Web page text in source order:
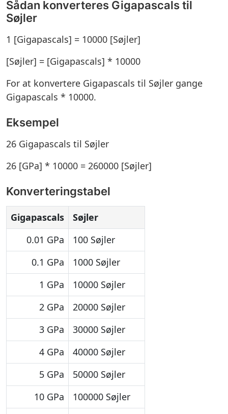
Sådan konverteres Gigapascals til
Søjler
1 [Gigapascals] = 10000 [Søjler]
[Søjler] = [Gigapascals] * 10000
For at konvertere Gigapascals til Søjler gange
Gigapascals * 10000.
Eksempel
26 Gigapascals til Søjler
26 [GPa] * 10000 = 260000 [Søjler]
Konverteringstabel
Gigapascals
Søjler
0.01 GPa
100 Søjler
0.1 GPa
1000 Søjler
1 GPa
10000 Søjler
2 GPa
20000 Søjler
3 GPa
30000 Søjler
4 GPa
40000 Søjler
5 GPa
50000 Søjler
10 GPa
100000 Søjler